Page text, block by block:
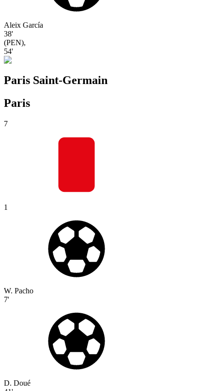
Aleix García
38'
(PEN),
54'
Paris Saint-Germain
Paris
7
1
W. Pacho
7'
D. Doué